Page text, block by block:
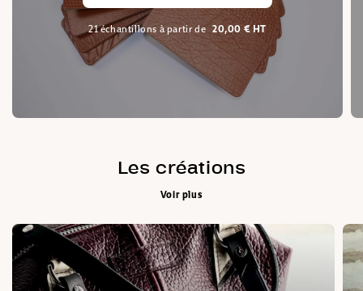
21 échantillons à partir de 20,00 € HT
Les créations
Voir plus